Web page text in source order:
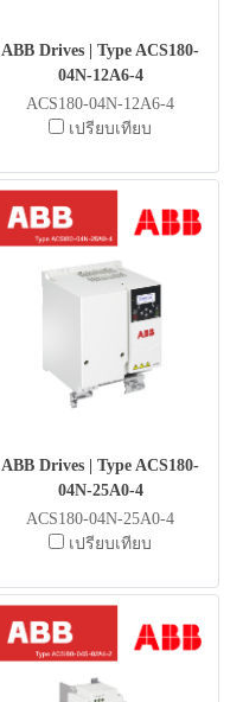
ABB Drives | Type ACS180-
04N-12A6-4
ACS180-04N-12A6-4
เปรียบเทียบ
ABB Drives | Type ACS180-
04N-25A0-4
ACS180-04N-25A0-4
เปรียบเทียบ